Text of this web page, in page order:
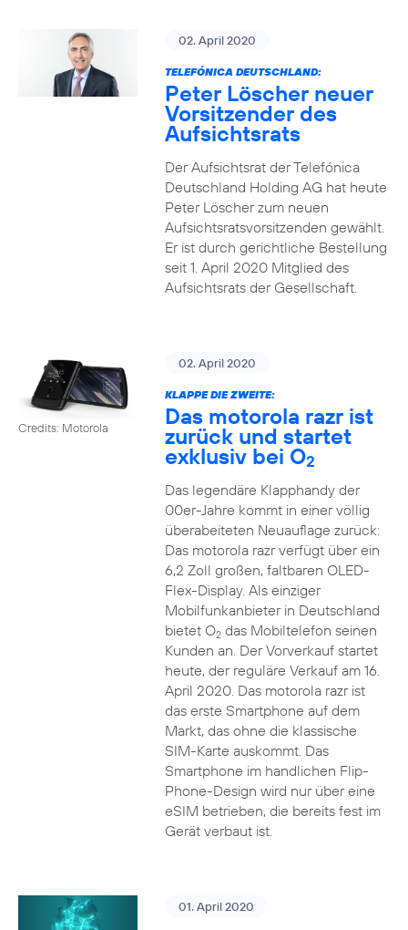
02. April 2020
TELEFÓNICA DEUTSCHLAND:
Peter Löscher neuer
Vorsitzender des
Aufsichtsrats
Der Aufsichtsrat der Telefónica
Deutschland Holding AG hat heute
Peter Löscher zum neuen
Aufsichtsratsvorsitzenden gewählt.
Er ist durch gerichtliche Bestellung
seit 1. April 2020 Mitglied des
Aufsichtsrats der Gesellschaft.
Credits: Motorola
02. April 2020
KLAPPE DIE ZWEITE:
Das motorola razr ist
zurück und startet
exklusiv bei O2
Das legendäre Klapphandy der
00er-Jahre kommt in einer völlig
überabeiteten Neuauflage zurück:
Das motorola razr verfügt über ein
6,2 Zoll großen, faltbaren OLED-
Flex-Display. Als einziger
Mobilfunkanbieter in Deutschland
bietet O2das Mobiltelefon seinen
Kunden an. Der Vorverkauf startet
heute, der reguläre Verkauf am 16.
April 2020. Das motorola razr ist
das erste Smartphone auf dem
Markt, das ohne die klassische
SIM-Karte auskommt. Das
Smartphone im handlichen Flip-
Phone-Design wird nur über eine
eSIM betrieben, die bereits fest im
Gerät verbaut ist.
01. April 2020